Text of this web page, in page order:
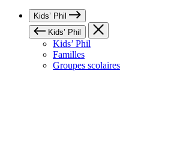
Kids’ Phil
Kids’ Phil
Kids’ Phil
Familles
Groupes scolaires